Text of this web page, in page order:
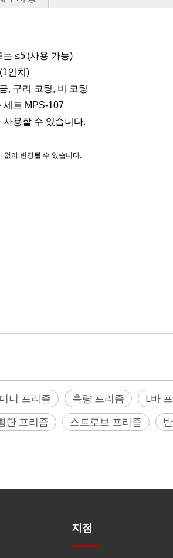
는 ≤5'(사용 가능)
인치)
, 구리 코팅, 비 코팅
세트 MPS-107
용할 수 있습니다.
없이 변경될 수 있습니다.
미니 프리즘 측량 프리즘 L바
단 프리즘 스트로브 프리즘
지점